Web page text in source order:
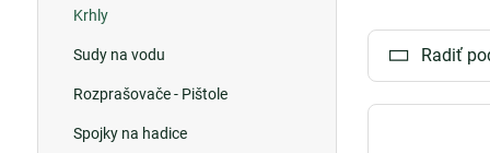
Kovové -
robia
teplotám, čo
Radiť
Krhly
Sudy na vodu
Rozprašovače - Pištole
Spojky na hadice